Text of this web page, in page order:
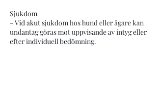
Sjukdom
- Vid akut sjukdom hos hund eller ägare kan
undantag göras mot uppvisande av intyg eller
efter individuell bedömning.